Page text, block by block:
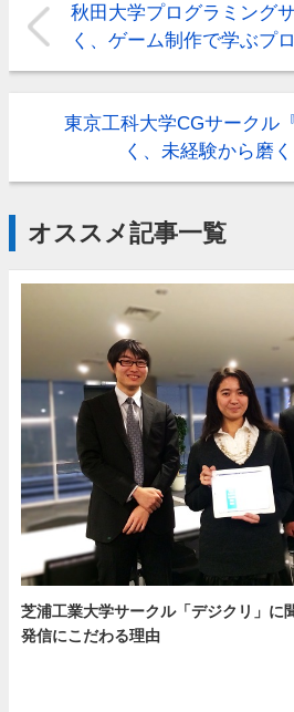
秋田大学プログラミング
く、ゲーム制作で学ぶプ
東京工科大学CGサークル
く、未経験から磨
オススメ記事一覧
芝浦工業大学サークル「デジクリ」に
発信にこだわる理由